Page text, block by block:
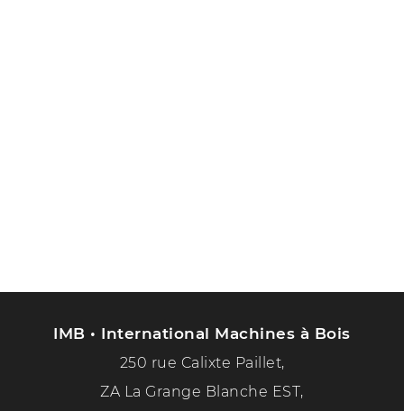
IMB • International Machines à Bois
250 rue Calixte Paillet,
ZA La Grange Blanche EST,